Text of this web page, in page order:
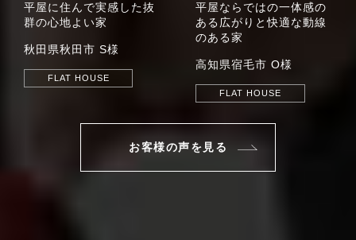
平屋に住んで実感した抜
群の心地よい家
秋田県秋田市 S様
FLAT HOUSE
平屋ならではの一体感の
ある広がりと快適な動線
のある家
高知県宿毛市 O様
FLAT HOUSE
お客様の声を見る